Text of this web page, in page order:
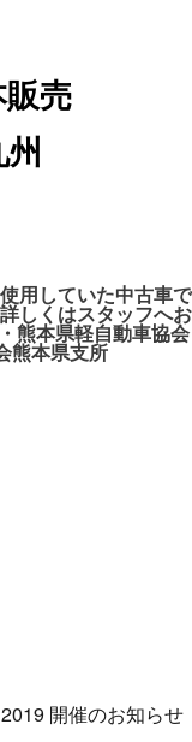
売
していた中古車
しくはスタッフへ
熊本県軽自動車協会
熊本県支所
開催のお知らせ